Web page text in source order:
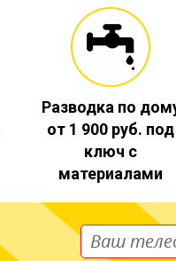
Разводка по
от 1 900 руб. под
ключ с
материалами